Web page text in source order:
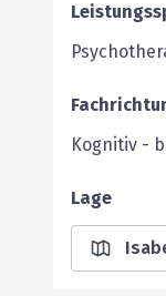
Kognitiv -
Lage